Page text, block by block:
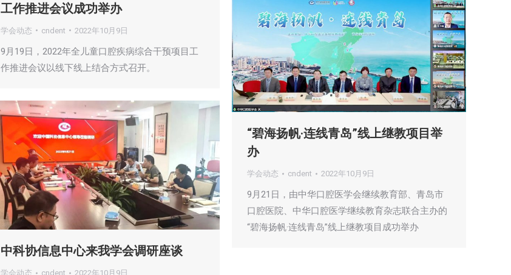
工作推进会议成功举办
学会动态 cndent 2022年10月9日
9月19日，2022年全儿童口腔疾病综合干预项目工
作推进会议以线下线上结合方式召开。
“碧海扬帆·连线青岛”线上继教项目举
办
学会动态 cndent 2022年10月9日
9月21日，由中华口腔医学会继续教育部、青岛市
口腔医院、中华口腔医学继续教育杂志联合主办的
“碧海扬帆·连线青岛”线上继教项目成功举办
中科协信息中心来我学会调研座谈
学会动态 cndent 2022年10月9日